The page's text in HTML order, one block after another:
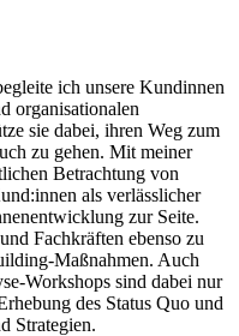
ich unsere Kundinnen
organisationalen
sie dabei, ihren Weg zum
zu gehen. Mit meiner
Betrachtung von
als verlässlicher
zur Seite.
Fachkräften ebenso zu
Maßnahmen. Auch
Workshops sind dabei nur
des Status Quo und
Strategien.